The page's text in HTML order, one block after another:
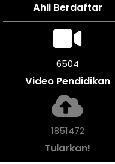
Ahli Berdaftar
7230
Video Pendidikan
2056432
Tularkan!